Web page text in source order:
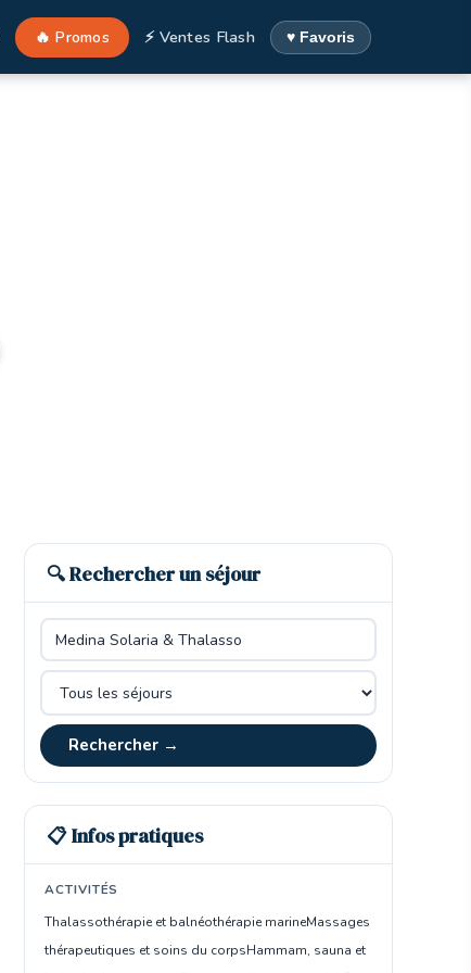
🔥 Promos ⚡ Ventes Flash ♥ Favoris
🔍 Rechercher un séjour
Rechercher →
📋 Infos pratiques
ACTIVITÉS
Thalassothérapie et balnéothérapie marineMassages
thérapeutiques et soins du corpsHammam, sauna et